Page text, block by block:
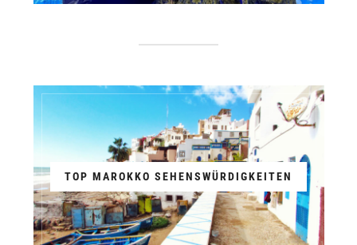
TOP MAROKKO SEHENSWÜRDIGKEITEN